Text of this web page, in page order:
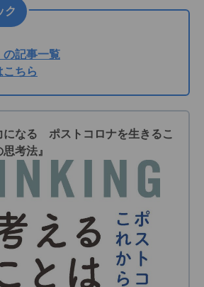
ク
の記事一覧
こちら
になる ポストコロナを生きるこ
考法』